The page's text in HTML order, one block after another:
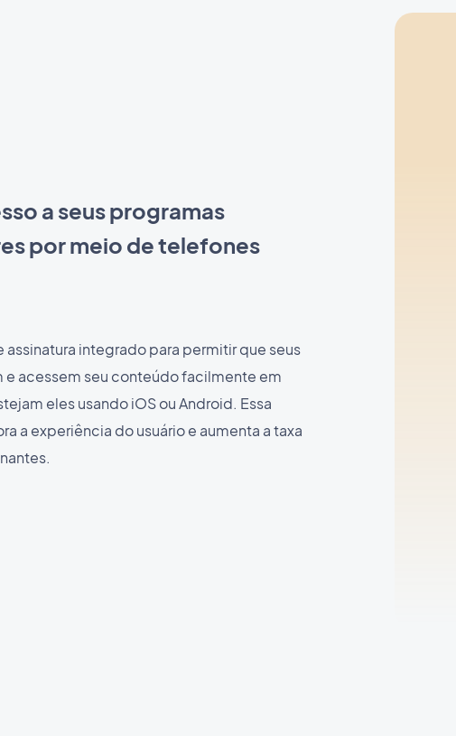
a seus programas
por meio de telefones
assinatura integrado para permitir que seus
e acessem seu conteúdo facilmente em
eles usando iOS ou Android. Essa
a experiência do usuário e aumenta a taxa